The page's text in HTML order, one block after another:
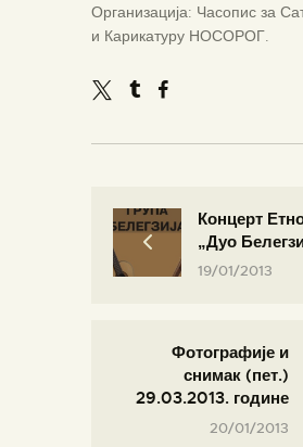
Организација: Часопис за
и Карикатуру НОСОРОГ.
Концерт
„Дуо
19/01/2013
Фотографије и
снимак (пет.)
29.03.2013. године
20/01/2013